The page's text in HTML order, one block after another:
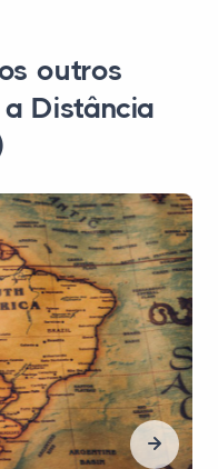
outros
a Distância